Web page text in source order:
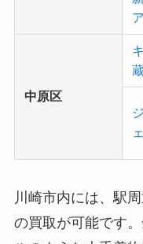
中原区
川崎市内には、駅
の買取が可能です